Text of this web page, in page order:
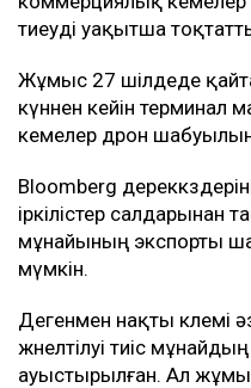
тиеуді уақытша
Жұмыс 27 шілдеде
күннен кейін
кемелер дрон
Bloomberg
іркілістер салдарынан
мұнайының экспорты
мүмкін.
Дегенмен нақты көлемі
жөнелтілуі тиіс мұнайдың
ауыстырылған. Ал